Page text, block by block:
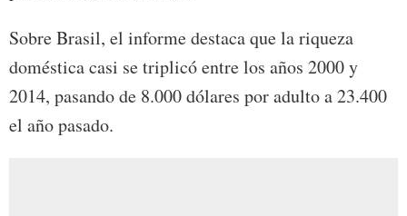
Sobre Brasil, el informe destaca que la riqueza
doméstica casi se triplicó entre los años 2000 y
2014, pasando de 8.000 dólares por adulto a 23.400
el año pasado.